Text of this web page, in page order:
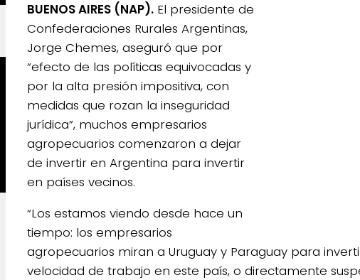
BUENOS AIRES (NAP). El presidente de
Confederaciones Rurales Argentinas,
Jorge Chemes, aseguró que por
“efecto de las políticas equivocadas y
por la alta presión impositiva, con
medidas que rozan la inseguridad
jurídica”, muchos empresarios
agropecuarios comenzaron a dejar
de invertir en Argentina para invertir
en países vecinos.
“Los estamos viendo desde hace un
tiempo: los empresarios
agropecuarios miran a Uruguay y Paraguay para
velocidad de trabajo en este país, o directamente